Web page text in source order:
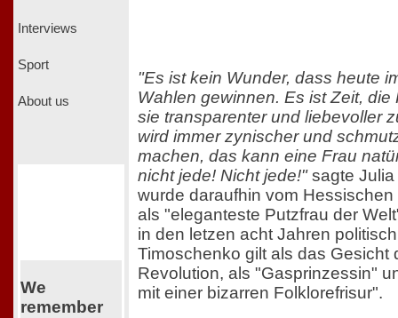
Interviews
Sport
About us
We
remember
"Es ist kein Wunder, dass heute
Wahlen gewinnen. Es ist Zeit, die
sie transparenter und liebevoller
wird immer zynischer und
machen, das kann eine Frau
nicht jede! Nicht jede!"sagte Julia
wurde daraufhin vom
als "eleganteste Putzfrau der
in den letzen acht Jahren
Timoschenko gilt als das Gesicht
Revolution, als "Gasprinzessin"
mit einer bizarren Folklorefrisur".